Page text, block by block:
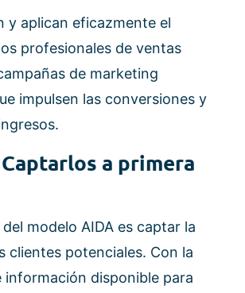
y aplican eficazmente el
profesionales de ventas
de marketing
impulsen las conversiones y
a primera
modelo AIDA es captar la
clientes potenciales. Con la
información disponible para